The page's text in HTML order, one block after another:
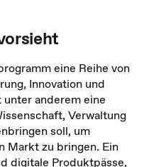
eine Reihe von
Innovation und
anderem eine
Verwaltung
soll, um
Markt zu bringen. Ein
digitale Produktpässe,